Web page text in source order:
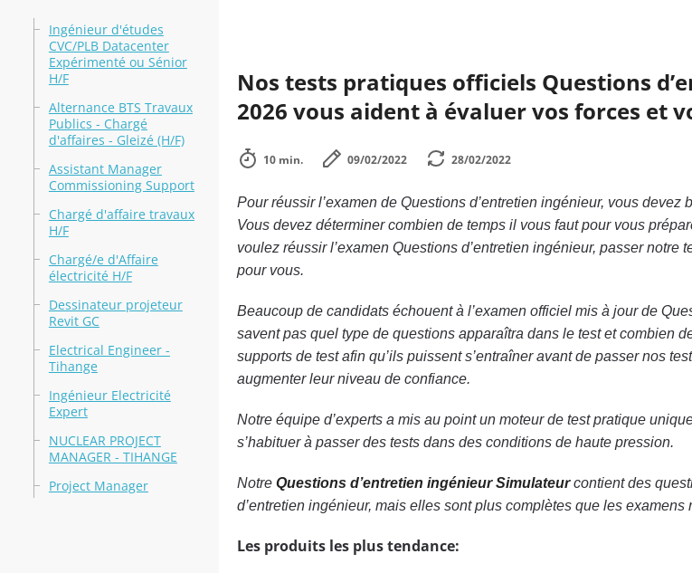
Ingénieur d'études
CVC/PLB Datacenter
Expérimenté ou Sénior
H/F
Alternance BTS Travaux
Publics - Chargé
d'affaires - Gleizé (H/F)
Assistant Manager
Commissioning Support
Chargé d'affaire travaux
H/F
Chargé/e d'Affaire
électricité H/F
Dessinateur projeteur
Revit GC
Electrical Engineer -
Tihange
Ingénieur Electricité
Expert
NUCLEAR PROJECT
MANAGER - TIHANGE
Project Manager
Nos tests pratiques officiels Questions
2026 vous aident à évaluer vos forces et
10 min. 09/02/2022 28/02/2022
Pour réussir l’examen de Questions d’entretien ingénieur, vous
Vous devez déterminer combien de temps il vous faut pour vous
voulez réussir l’examen Questions d’entretien ingénieur, passer
pour vous.
Beaucoup de candidats échouent à l’examen officiel mis à jour de
savent pas quel type de questions apparaîtra dans le test et combien
supports de test afin qu’ils puissent s’entraîner avant de passer nos
augmenter leur niveau de confiance.
Notre équipe d’experts a mis au point un moteur de test pratique
s’habituer à passer des tests dans des conditions de haute pression.
Notre Questions d’entretien ingénieur Simulateurcontient des
d’entretien ingénieur, mais elles sont plus complètes que les examens
Les produits les plus tendance: